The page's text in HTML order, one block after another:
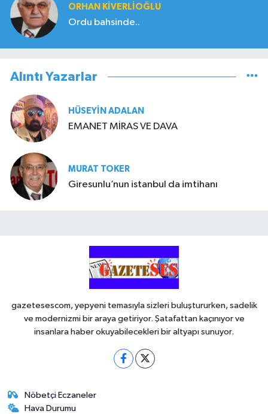
ORHAN KIVERLIOĞLU
Ordu bahsinde..
Alıntı Yazarlar
HÜSEYIN ADALAN
EMANET MİRAS VE DAVA
MURAT TOKER
Giresunlu’nun istanbul da imtihanı
gazetesescom, yepyeni temasıyla sizleri buluştururken, sadelik
ve modernizmi bir araya getiriyor. Şatafattan kaçınıyor ve
insanlara haber okuyabilecekleri bir altyapı sunuyor.
Nöbetçi Eczaneler
Hava Durumu